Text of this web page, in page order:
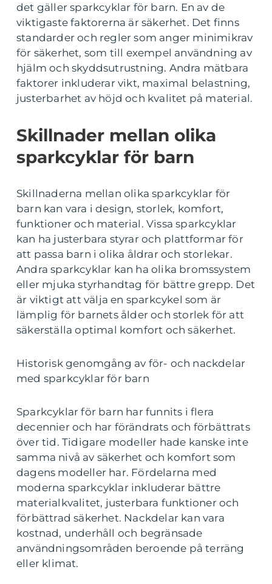
det gäller sparkcyklar för barn. En av de
viktigaste faktorerna är säkerhet. Det finns
standarder och regler som anger minimikrav
för säkerhet, som till exempel användning av
hjälm och skyddsutrustning. Andra mätbara
faktorer inkluderar vikt, maximal belastning,
justerbarhet av höjd och kvalitet på material.
Skillnader mellan olika
sparkcyklar för barn
Skillnaderna mellan olika sparkcyklar för
barn kan vara i design, storlek, komfort,
funktioner och material. Vissa sparkcyklar
kan ha justerbara styrar och plattformar för
att passa barn i olika åldrar och storlekar.
Andra sparkcyklar kan ha olika bromssystem
eller mjuka styrhandtag för bättre grepp. Det
är viktigt att välja en sparkcykel som är
lämplig för barnets ålder och storlek för att
säkerställa optimal komfort och säkerhet.
Historisk genomgång av för- och nackdelar
med sparkcyklar för barn
Sparkcyklar för barn har funnits i flera
decennier och har förändrats och förbättrats
över tid. Tidigare modeller hade kanske inte
samma nivå av säkerhet och komfort som
dagens modeller har. Fördelarna med
moderna sparkcyklar inkluderar bättre
materialkvalitet, justerbara funktioner och
förbättrad säkerhet. Nackdelar kan vara
kostnad, underhåll och begränsade
användningsområden beroende på terräng
eller klimat.